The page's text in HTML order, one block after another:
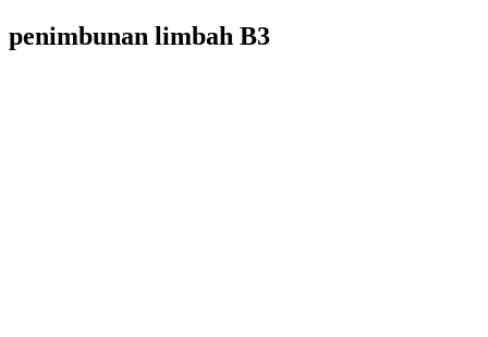
penimbunan limbah B3